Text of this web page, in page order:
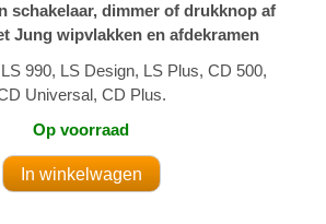
schakelaar, dimmer of drukknop af
Jung wipvlakken en afdekramen
990, LS Design, LS Plus, CD 500,
Universal, CD Plus.
Op voorraad